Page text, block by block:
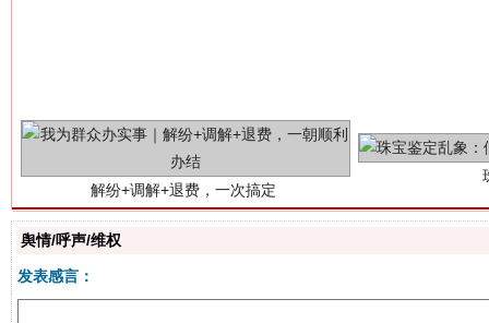
舆情/呼声/维权
发表感言：